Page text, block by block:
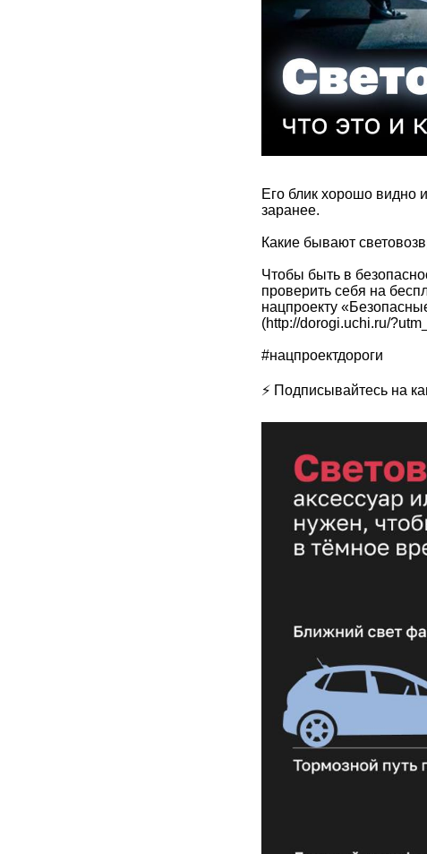
Его блик хорошо видно
заранее.
Какие бывают
Чтобы быть в
проверить себя на
нацпроекту
(http://dorogi.uchi.ru/
#нацпроектдороги
⚡ Подписывайтесь на